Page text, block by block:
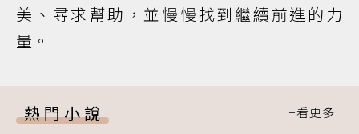
美、尋求幫助，並慢慢找到繼續前進的力
量。
熱門小說